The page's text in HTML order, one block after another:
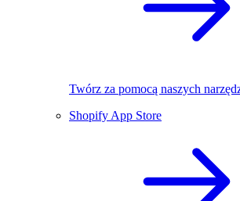
Twórz za pomocą naszych
Shopify App Store